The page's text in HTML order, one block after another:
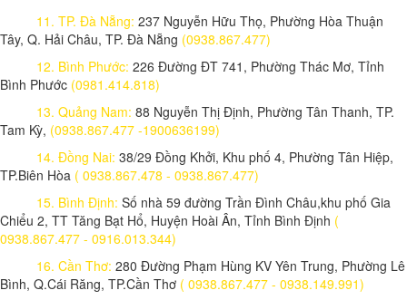
11. TP. Đà Nẵng: 237 Nguyễn Hữu Thọ, Phường Hòa Thuận
Tây, Q. Hải Châu, TP. Đà Nẵng (0938.867.477)
12. Bình Phước: 226 Đường ĐT 741, Phường Thác Mơ, Tỉnh
Bình Phước (0981.414.818)
13. Quảng Nam: 88 Nguyễn Thị Định, Phường Tân Thanh, TP.
Tam Kỳ, (0938.867.477 -1900636199)
14. Đồng Nai: 38/29 Đồng Khởi, Khu phố 4, Phường Tân Hiệp,
TP.Biên Hòa ( 0938.867.478 - 0938.867.477)
15. Bình Định: Số nhà 59 đường Trần Đình Châu,khu phố Gia
Chiểu 2, TT Tăng Bạt Hổ, Huyện Hoài Ân, Tỉnh Bình Định (
0938.867.477 - 0916.013.344)
16. Cần Thơ: 280 Đường Phạm Hùng KV Yên Trung, Phường Lê
Bình, Q.Cái Răng, TP.Cần Thơ ( 0938.867.477 - 0938.149.991)